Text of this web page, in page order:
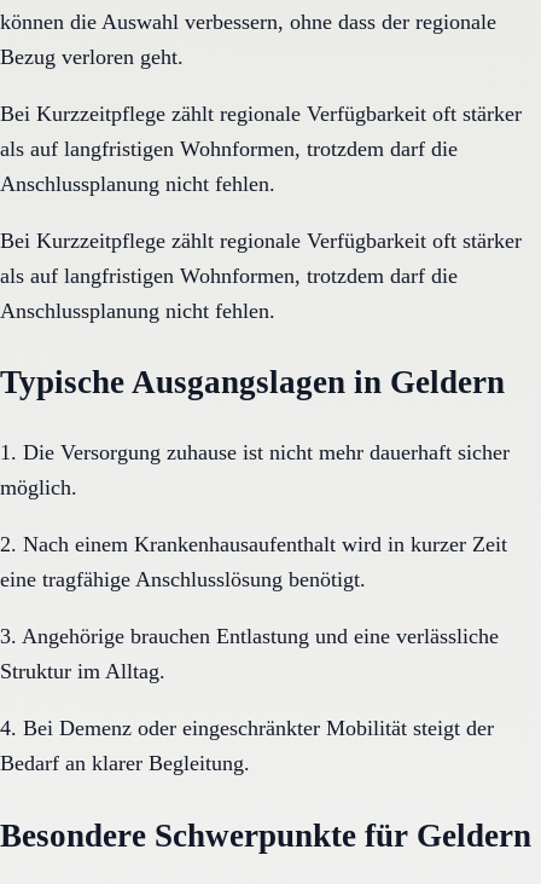
können die Auswahl verbessern, ohne dass der regionale
Bezug verloren geht.
Bei Kurzzeitpflege zählt regionale Verfügbarkeit oft stärker
als auf langfristigen Wohnformen, trotzdem darf die
Anschlussplanung nicht fehlen.
Bei Kurzzeitpflege zählt regionale Verfügbarkeit oft stärker
als auf langfristigen Wohnformen, trotzdem darf die
Anschlussplanung nicht fehlen.
Typische Ausgangslagen in Geldern
1. Die Versorgung zuhause ist nicht mehr dauerhaft sicher
möglich.
2. Nach einem Krankenhausaufenthalt wird in kurzer Zeit
eine tragfähige Anschlusslösung benötigt.
3. Angehörige brauchen Entlastung und eine verlässliche
Struktur im Alltag.
4. Bei Demenz oder eingeschränkter Mobilität steigt der
Bedarf an klarer Begleitung.
Besondere Schwerpunkte für Geldern